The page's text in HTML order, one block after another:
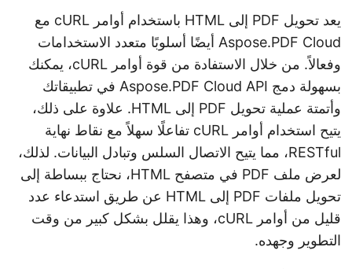
يعد تحويل PDF إلى HTML باستخدام أوامر cURL مع
Aspose.PDF Cloud أيضًا أسلوبًا متعدد الاستخدامات
وفعالاً. من خلال الاستفادة من قوة أوامر cURL، يمكنك
بسهولة دمج Aspose.PDF Cloud API في تطبيقاتك
وأتمتة عملية تحويل PDF إلى HTML. علاوة على ذلك،
يتيح استخدام أوامر cURL تفاعلًا سهلاً مع نقاط نهاية
RESTful، مما يتيح الاتصال السلس وتبادل البيانات. لذلك،
لعرض ملف PDF في متصفح HTML، نحتاج ببساطة إلى
تحويل ملفات PDF إلى HTML عن طريق استدعاء عدد
قليل من أوامر cURL، وهذا يقلل بشكل كبير من وقت
التطوير وجهده.